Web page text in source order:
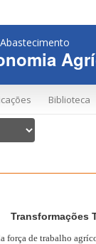
Biblioteca
Transformações
força de trabalho